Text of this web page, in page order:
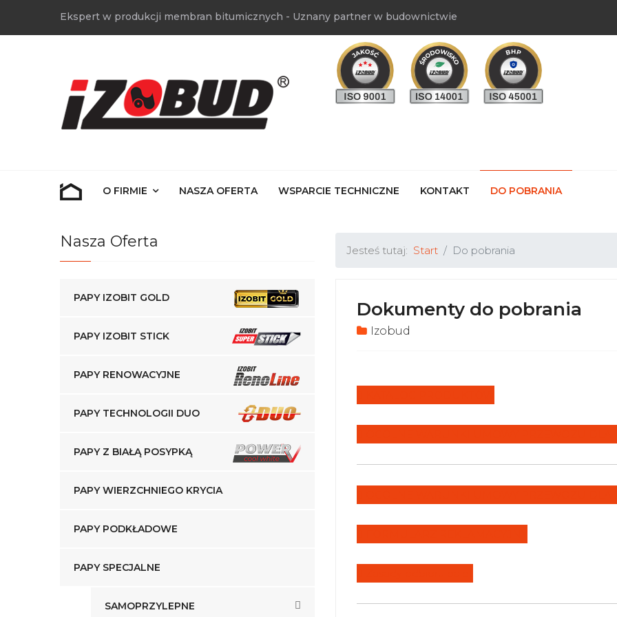
Ekspert w produkcji membran bitumicznych - Uznany partner w budownictwie
O FIRMIE NASZA OFERTA WSPARCIE TECHNICZNE KONTAKT DO POBRANIA
Nasza Oferta
PAPY IZOBIT GOLD
PAPY IZOBIT STICK
PAPY RENOWACYJNE
PAPY TECHNOLOGII DUO
PAPY Z BIAŁĄ POSYPKĄ
PAPY WIERZCHNIEGO KRYCIA
PAPY PODKŁADOWE
PAPY SPECJALNE
SAMOPRZYLEPNE
Jesteś tutaj: Start Do pobrania
Dokumenty do pobrania
Izobud